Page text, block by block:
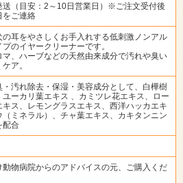
送（目安：2～10日営業日）※ご注文受付後
をご連絡
の耳をやさしくお手入れする低刺激ノンアル
プのイヤークリーナーです。
マ、ハーブなどの天然由来成分で汚れや臭い
ア。
・汚れ除去・保湿・美容成分として、白樺樹
ユーカリ葉エキス 、カミツレ花エキス、ロー
キス、レモングラスエキス、西洋ハッカエキ
（ミネラル）、チャ葉エキス、カキタンニン
配合
動物病院からのアドバイスの元、ご購入くだ